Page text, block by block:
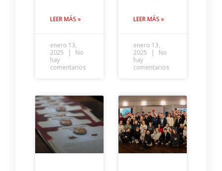
LEER MÁS »
enero 13,
2025
No
hay
comentarios
LEER MÁS »
enero 13,
2025
No
hay
comentarios